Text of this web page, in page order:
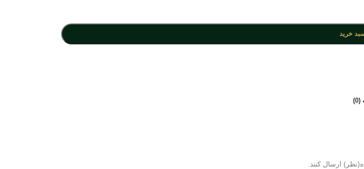
خرید
ارسال کنند.